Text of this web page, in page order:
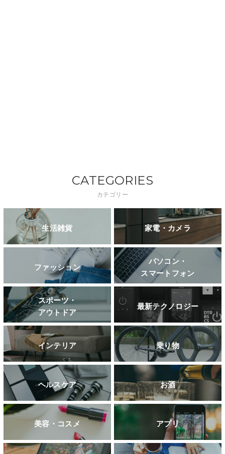
CATEGORIES
カテゴリー
生活雑貨 家電・カメラ
ファッション
パソコン・
スマートフォン
スポーツ・
アウトドア
最新テクノロジー
インテリア 乗り物
ヘルスケア お酒
美容・コスメ アプリ